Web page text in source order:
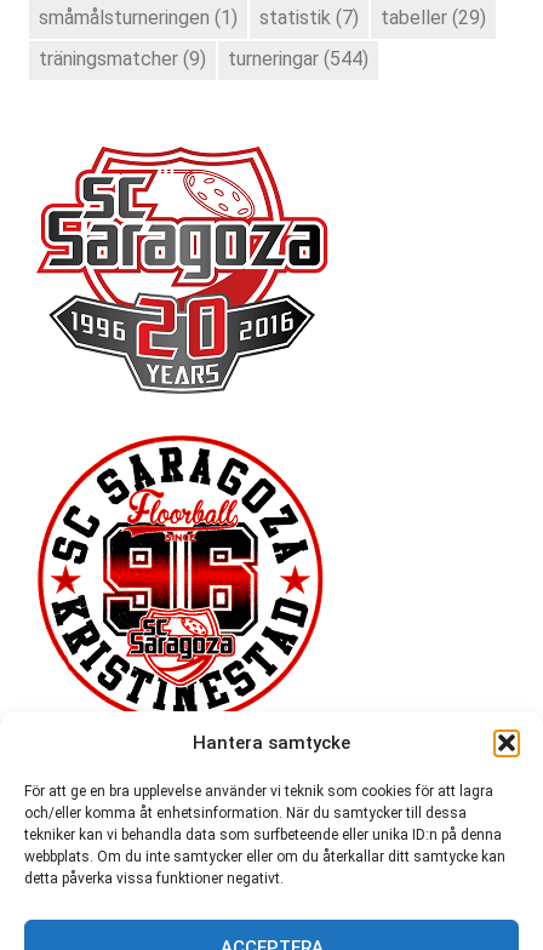
Hantera samtycke
För att ge en bra upplevelse använder vi teknik som cookies för att lagra
och/eller komma åt enhetsinformation. När du samtycker till dessa
tekniker kan vi behandla data som surfbeteende eller unika ID:n på denna
webbplats. Om du inte samtycker eller om du återkallar ditt samtycke kan
detta påverka vissa funktioner negativt.
småmålsturneringen (1) statistik (7) tabeller (29)
träningsmatcher (9) turneringar (544)